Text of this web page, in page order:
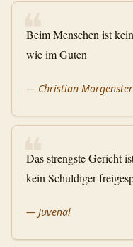
❝
Beim Menschen ist
wie im Guten
— Christian
❝
Das strengste Gericht
kein Schuldiger
— Juvenal